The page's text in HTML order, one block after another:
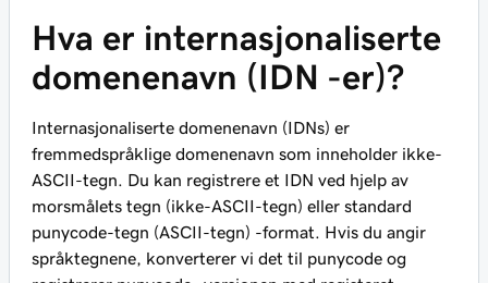
Hva er internasjonaliserte
domenenavn (IDN -er)?
Internasjonaliserte domenenavn (IDNs) er
fremmedspråklige domenenavn som inneholder ikke-
ASCII-tegn. Du kan registrere et IDN ved hjelp av
morsmålets tegn (ikke-ASCII-tegn) eller standard
punycode-tegn (ASCII-tegn) -format. Hvis du angir
språktegnene, konverterer vi det til punycode og